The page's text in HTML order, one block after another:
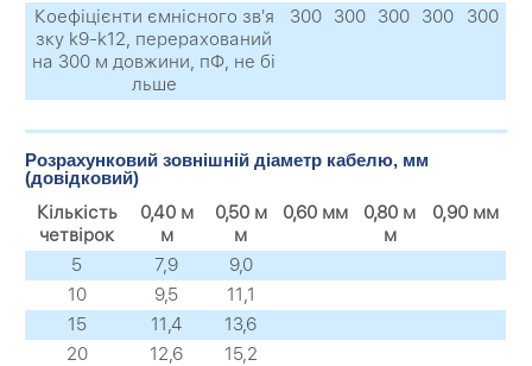
Коефіцієнти ємнісного зв'я
зку k9-k12, перерахований
на 300 м довжини, пФ, не бі
льше
300 300 300 300 300
Розрахунковий зовнішній діаметр кабелю, мм
(довідковий)
Кількість
четвірок
0,40 м
м
0,50 м
м
0,60 мм
0,80 м
м
0,90 мм
5 7,9
9,0
10
9,5
11,1
15
11,4
13,6
20
12,6
15,2